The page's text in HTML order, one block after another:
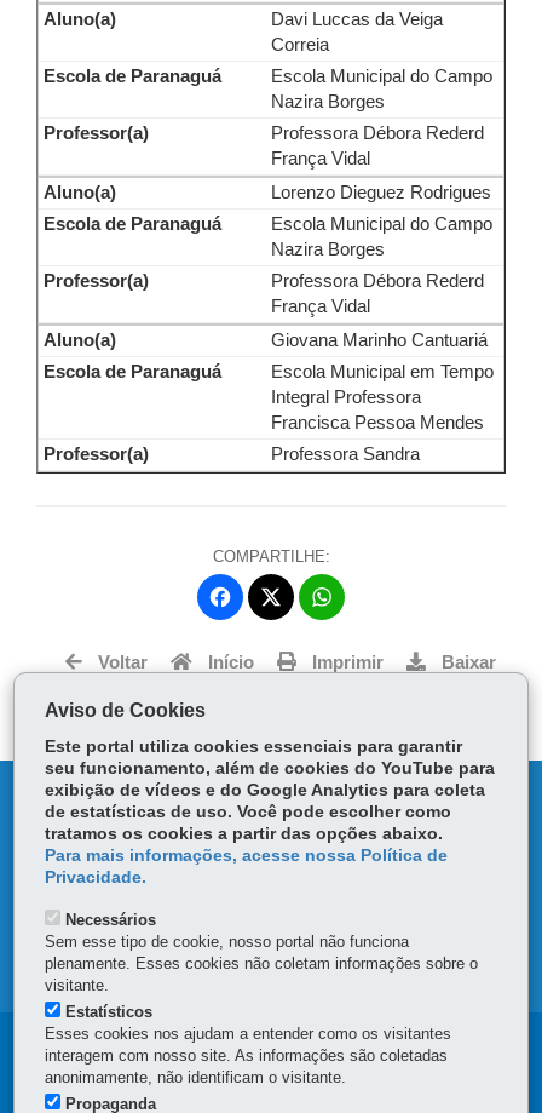
Davi Luccas da Veiga
Correia
Escola Municipal do Campo
Nazira Borges
Professora Débora Rederd
França Vidal
Lorenzo Dieguez Rodrigues
Escola Municipal do Campo
Nazira Borges
Professora Débora Rederd
França Vidal
Giovana Marinho Cantuariá
Escola Municipal em Tempo
Integral Professora
Francisca Pessoa Mendes
Professora Sandra
COMPARTILHE:
Fa
ce
bo
itt
ts
Voltar Início Imprimir Baixar
MAPA DO SITE
DENUNCIE CORRUPÇÃO
OUVIDORIA
Navegação
principal
Aviso de Cookies
Este portal utiliza cookies essenciais para garantir
seu funcionamento, além de cookies do YouTube para
exibição de vídeos e do Google Analytics para coleta
de estatísticas de uso. Você pode escolher como
tratamos os cookies a partir das opções abaixo.
Para mais informações, acesse nossa Política de
Privacidade.
Necessários
Sem esse tipo de cookie, nosso portal não funciona
plenamente. Esses cookies não coletam informações sobre o
visitante.
Estatísticos
Esses cookies nos ajudam a entender como os visitantes
interagem com nosso site. As informações são coletadas
anonimamente, não identificam o visitante.
Propaganda